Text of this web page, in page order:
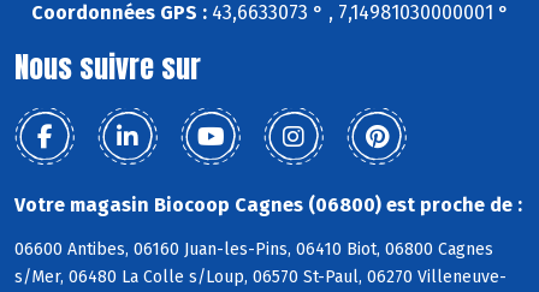
Coordonnées GPS :43,6633073 ° , 7,14981030000001 °
Nous suivre sur
Votre magasin Biocoop Cagnes (06800) est proche de :
06600 Antibes, 06160 Juan-les-Pins, 06410 Biot, 06800 Cagnes
s/Mer, 06480 La Colle s/Loup, 06570 St-Paul, 06270 Villeneuve-